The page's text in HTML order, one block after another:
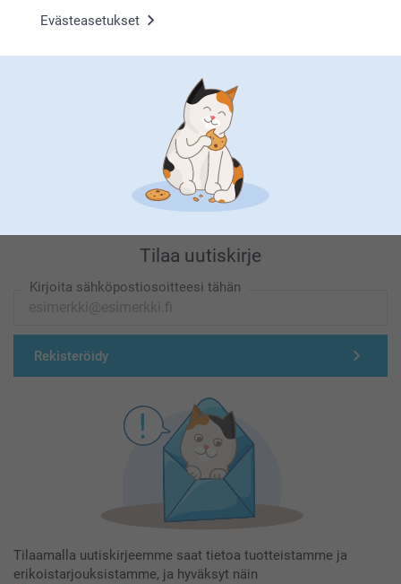
Evästeasetukset
Olemme täällä sinun vuoksesi
Tilaa uutiskirje
Kirjoita sähköpostiosoitteesi tähän
Rekisteröidy
Tilaamalla uutiskirjeemme saat tietoa tuotteistamme ja
erikoistarjouksistamme, ja hyväksyt näin